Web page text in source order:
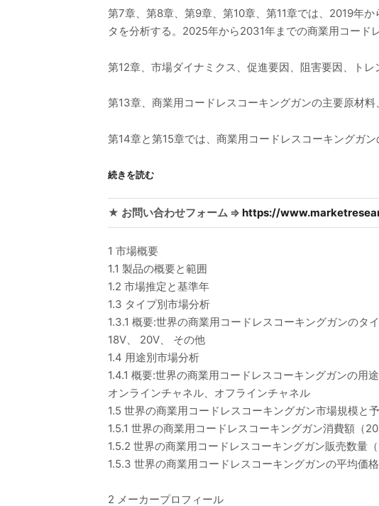
第7章、第8章、第9章、第10章、第11章では、2019年
タを分析する。2025年から2031年までの商業用コード
第12章、市場ダイナミクス、促進要因、阻害要因、トレ
第13章、商業用コードレスコーキングガンの主要原材料
第14章と第15章では、商業用コードレスコーキングガ
続きを読む
★ お問い合わせフォーム ⇒ https://
1 市場概要
1.1 製品の概要と範囲
1.2 市場推定と基準年
1.3 タイプ別市場分析
1.3.1 概要:世界の商業用コードレスコーキングガンの
18V、 20V、 その他
1.4 用途別市場分析
1.4.1 概要:世界の商業用コードレスコーキングガンの
オンラインチャネル、オフラインチャネル
1.5 世界の商業用コードレスコーキングガン市場規模と
1.5.1 世界の商業用コードレスコーキングガン消費額（
1.5.2 世界の商業用コードレスコーキングガン販売数量
1.5.3 世界の商業用コードレスコーキングガンの平均価
2 メーカープロフィール